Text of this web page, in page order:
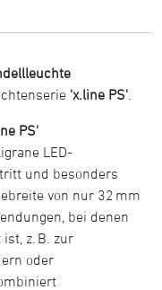
'x.line PS'
PS'
LED-
und besonders
von nur 32 mm
bei denen
z. B. zur
oder